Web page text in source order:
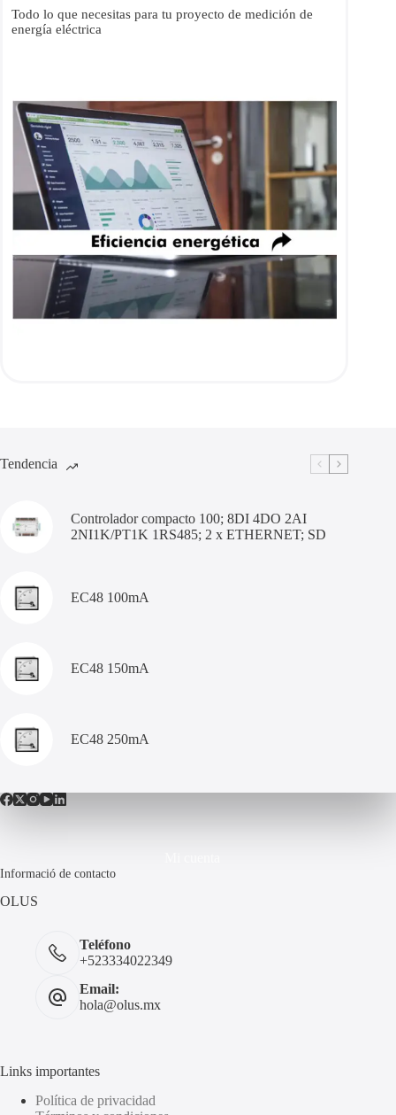
Todo lo que necesitas para tu proyecto de medición de
energía eléctrica
Tendencia
Controlador compacto 100; 8DI 4DO 2AI
2NI1K/PT1K 1RS485; 2 x ETHERNET; SD
EC48 100mA
EC48 150mA
EC48 250mA
Informació de contacto
OLUS
Teléfono
+523334022349
Email:
hola@olus.mx
Links importantes
Política de privacidad